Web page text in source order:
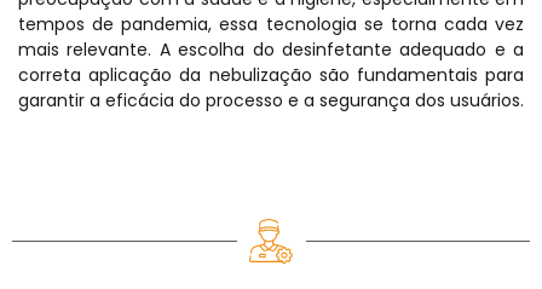
tempos de pandemia, essa tecnologia se torna cada vez
mais relevante. A escolha do desinfetante adequado e a
correta aplicação da nebulização são fundamentais para
garantir a eficácia do processo e a segurança dos usuários.